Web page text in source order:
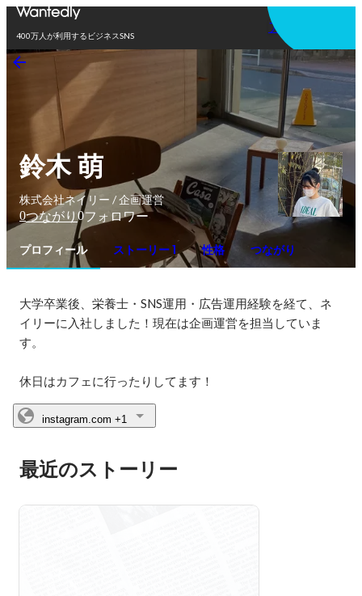
400万人が利用するビジネスSNS
アプリを使う
鈴木 萌
株式会社ネイリー / 企画運営
0つながり 0フォロワー
プロフィール ストーリー 1 性格 つながり
大学卒業後、栄養士・SNS運用・広告運用経験を経て、ネ
イリーに入社しました！現在は企画運営を担当していま
す。
休日はカフェに行ったりしてます！
instagram.com +1
最近のストーリー